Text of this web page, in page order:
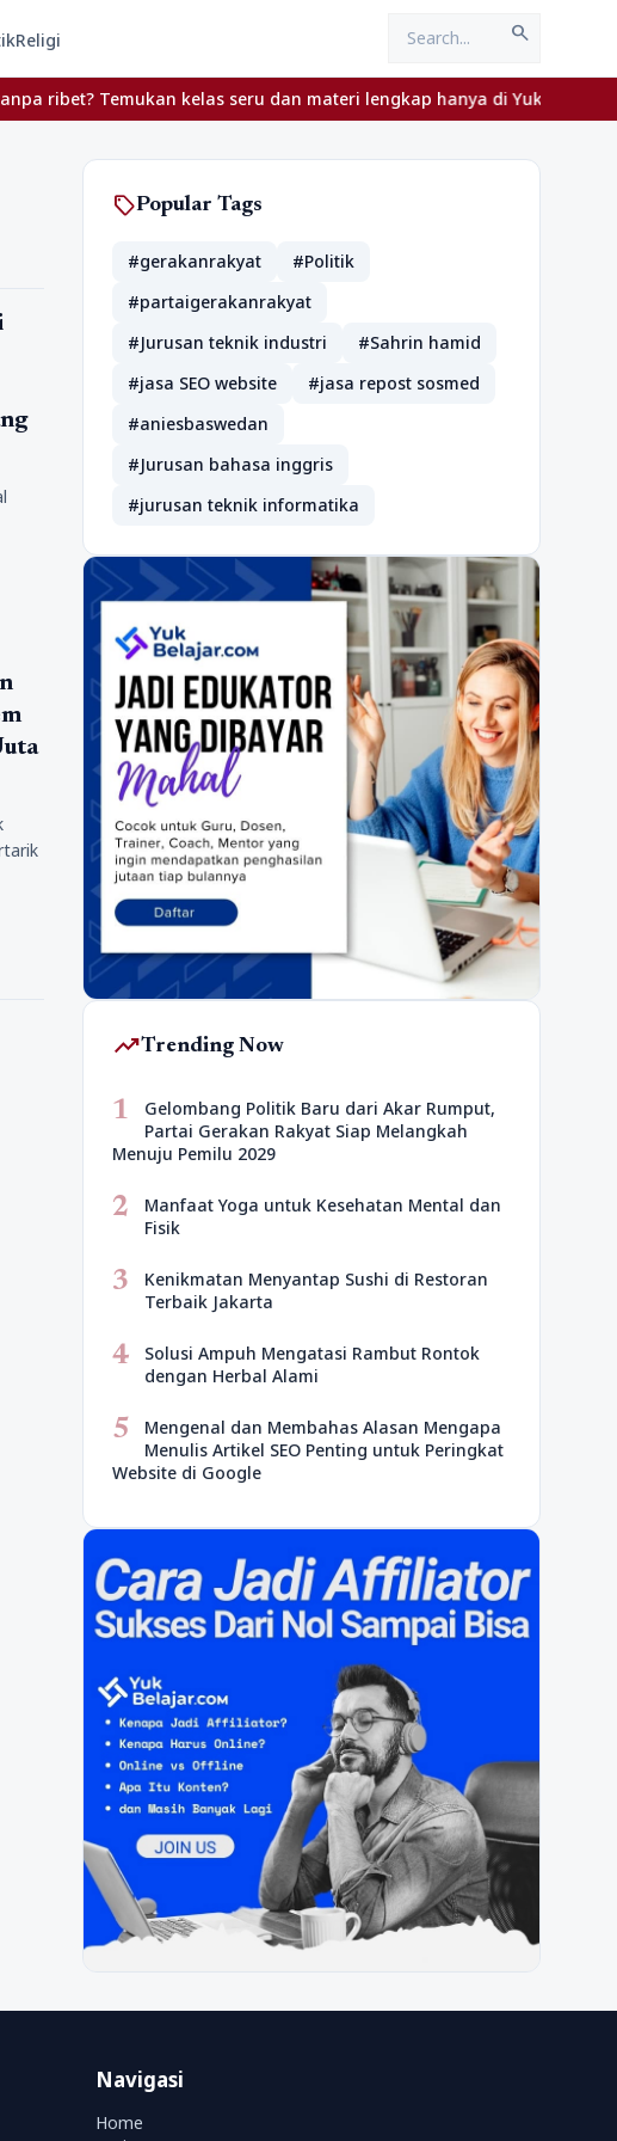
Religi search
Temukan kelas seru dan materi lengkap hanya di
sellPopular Tags
#gerakanrakyat
#Politik
#partaigerakanrakyat
#Jurusan teknik industri
#Sahrin hamid
#jasa SEO website
#jasa repost sosmed
#aniesbaswedan
#Jurusan bahasa inggris
#jurusan teknik informatika
trending_upTrending Now
1
Gelombang Politik Baru dari Akar Rumput,
Partai Gerakan Rakyat Siap Melangkah
Menuju Pemilu 2029
2
Manfaat Yoga untuk Kesehatan Mental dan
Fisik
3
Kenikmatan Menyantap Sushi di Restoran
Terbaik Jakarta
4
Solusi Ampuh Mengatasi Rambut Rontok
dengan Herbal Alami
5
Mengenal dan Membahas Alasan Mengapa
Menulis Artikel SEO Penting untuk Peringkat
Website di Google
Navigasi
Home